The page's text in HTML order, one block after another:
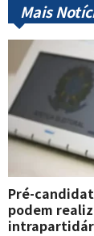
Mais
Pré-
podem